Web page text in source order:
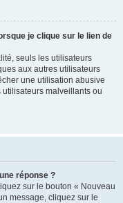
je clique sur le lien de
seuls les utilisateurs
aux autres utilisateurs
une utilisation abusive
malveillants ou
réponse ?
sur le bouton « Nouveau
message, cliquez sur le